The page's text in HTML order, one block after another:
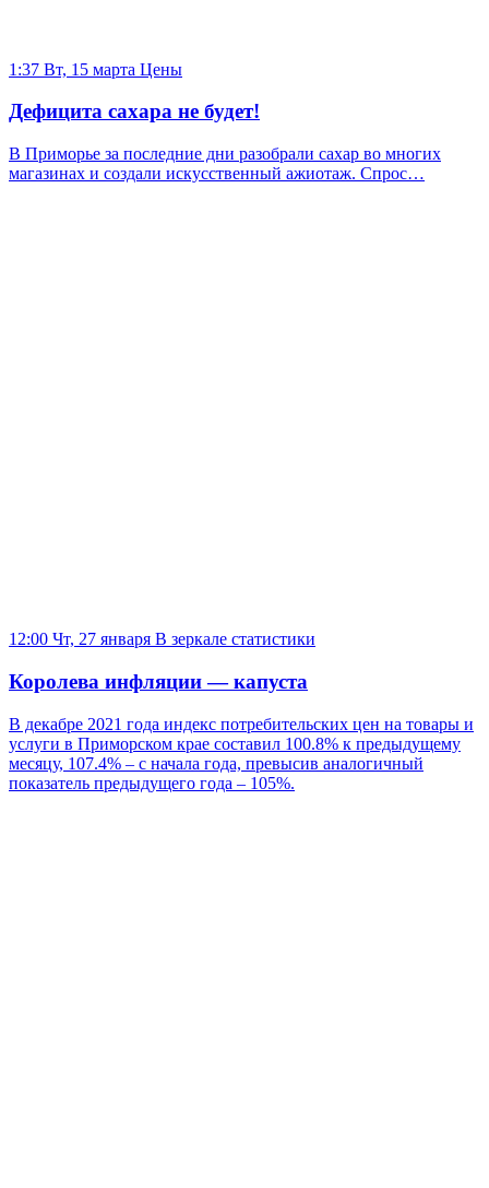
1:37 Вт, 15 марта Цены
Дефицита сахара не будет!
В Приморье за последние дни разобрали сахар во многих
магазинах и создали искусственный ажиотаж. Спрос…
12:00 Чт, 27 января В зеркале статистики
Королева инфляции — капуста
В декабре 2021 года индекс потребительских цен на товары и
услуги в Приморском крае составил 100.8% к предыдущему
месяцу, 107.4% – с начала года, превысив аналогичный
показатель предыдущего года – 105%.